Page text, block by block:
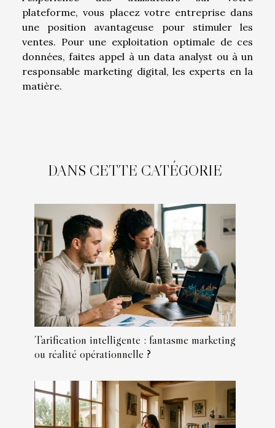
plateforme, vous placez votre entreprise dans
une position avantageuse pour stimuler les
ventes. Pour une exploitation optimale de ces
données, faites appel à un data analyst ou à un
responsable marketing digital, les experts en la
matière.
DANS CETTE CATÉGORIE
Tarification intelligente : fantasme marketing
ou réalité opérationnelle ?